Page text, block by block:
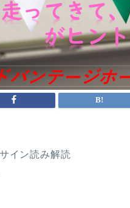
イン読み解読